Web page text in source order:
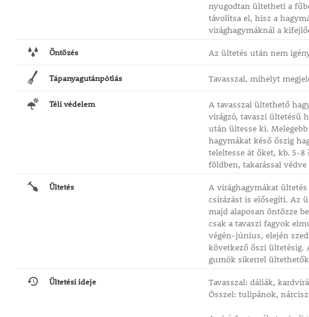
nyugodtan ültetheti a
távolítsa el, hisz a
virághagymáknál a
Öntözés Az ültetés után nem
Tápanyagutánpótlás Tavasszal, mihelyt
Téli védelem
A tavasszal ültethető
virágzó, tavaszi ültetésű
után ültesse ki.
hagymákat késő őszig
teleltesse át őket, kb. 5-8
földben, takarással
Ültetés
A virághagymákat
csírázást is elősegíti. Az
majd alaposan öntözze
csak a tavaszi fagyok
végén-június, elején
következő őszi ültetésig.
gumók sikerrel
Ültetési ideje
Tavasszal: dáliák,
Ősszel: tulipánok,